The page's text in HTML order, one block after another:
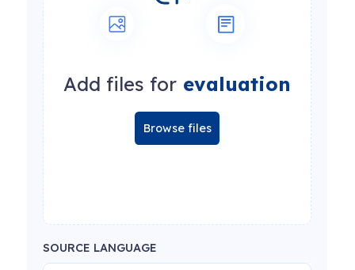
Add files for evaluation
Browse files
SOURCE LANGUAGE